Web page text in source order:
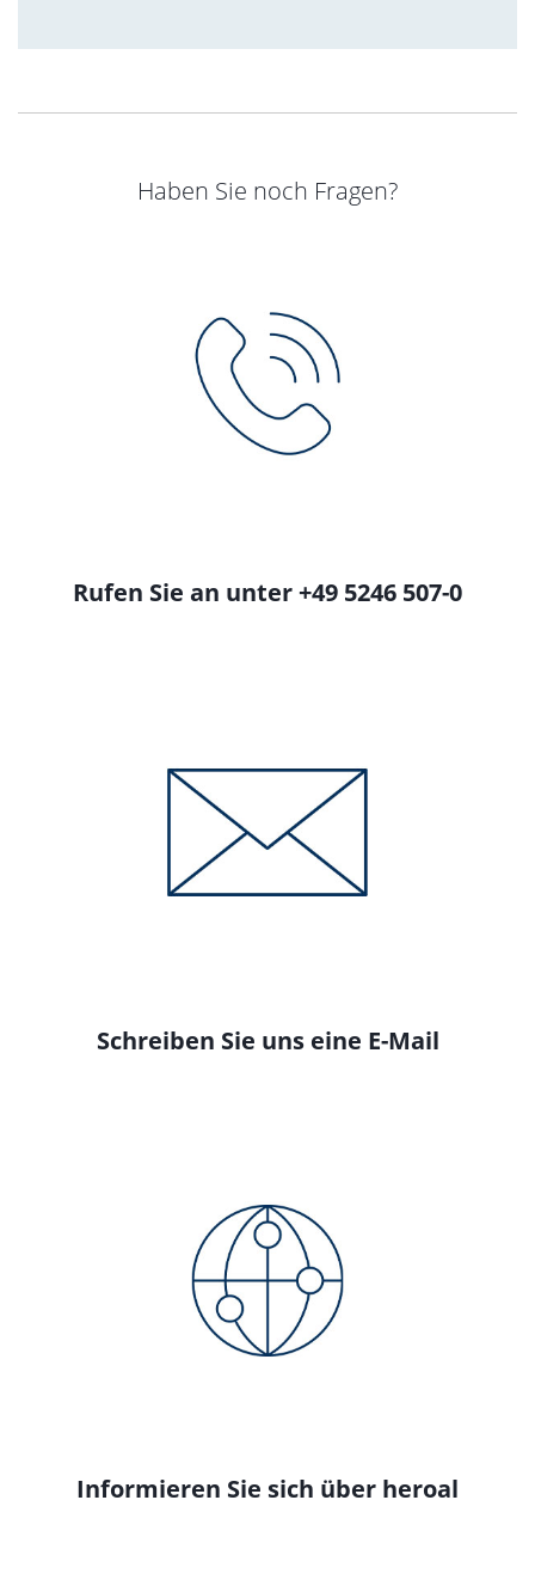
Haben Sie noch Fragen?
Rufen Sie an unter +49 5246 507-0
Schreiben Sie uns eine E-Mail
Informieren Sie sich über heroal